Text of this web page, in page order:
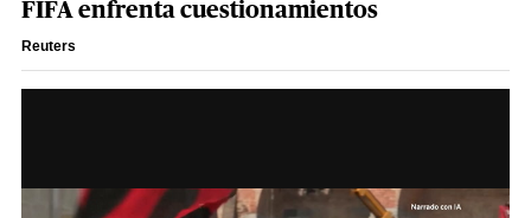
FIFA enfrenta cuestionamientos
Reuters